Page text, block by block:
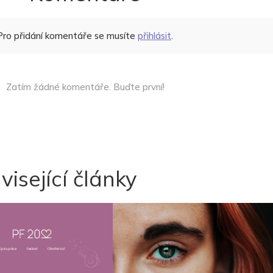
přidání komentáře se musíte přihlásit.
Zatím žádné komentáře. Buďte první!
články